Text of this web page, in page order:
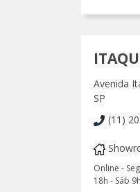
Avenida
SP
(11)
Online -
18h - Sáb